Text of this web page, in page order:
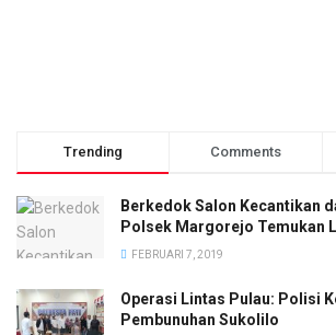
Trending Comments
Berkedok Salon Kecantikan
Polsek Margorejo Temukan
FEBRUARI 7, 2019
Operasi Lintas Pulau: Polisi
Pembunuhan Sukolilo